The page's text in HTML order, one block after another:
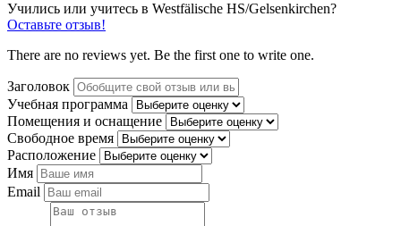
Учились или учитесь в Westfälische HS/Gelsenkirchen?
Оставьте отзыв!
There are no reviews yet. Be the first one to write one.
Заголовок
Учебная программа
Помещения и оснащение
Свободное время
Расположение
Имя
Email